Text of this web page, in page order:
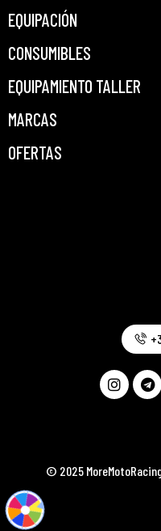
EQUIPACIÓN
CONSUMIBLES
EQUIPAMIENTO TALLER
MARCAS
OFERTAS
© 2025